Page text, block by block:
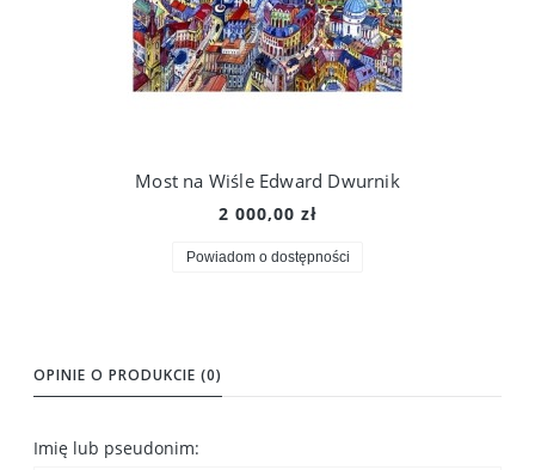
Most na Wiśle Edward Dwurnik
2 000,00 zł
Powiadom o dostępności
OPINIE O PRODUKCIE (0)
Imię lub pseudonim: